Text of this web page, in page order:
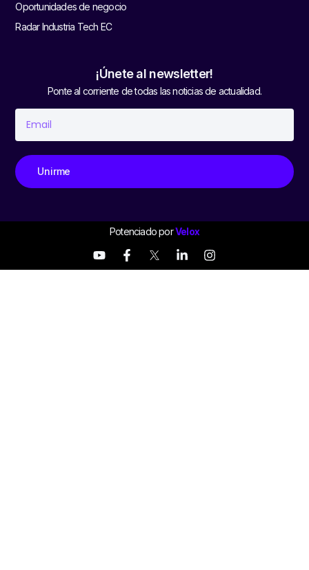
Oportunidades de negocio
Radar Industria Tech EC
¡Únete al newsletter!
Ponte al corriente de todas las noticias de actualidad.
Unirme
Potenciado porVelox